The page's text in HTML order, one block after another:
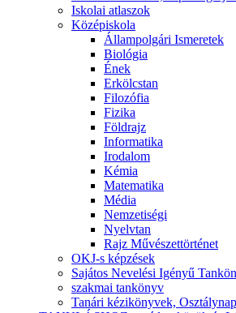
Iskolai atlaszok
Középiskola
Állampolgári Ismeretek
Biológia
Ének
Erkölcstan
Filozófia
Fizika
Földrajz
Informatika
Irodalom
Kémia
Matematika
Média
Nemzetiségi
Nyelvtan
Rajz Művészettörténet
OKJ-s képzések
Sajátos Nevelési Igényű
szakmai tankönyv
Tanári kézikönyvek,